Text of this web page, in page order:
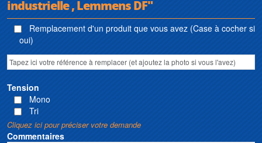
industrielle , Lemmens DF"
Remplacement d'un produit que vous avez (Case à cocher si
oui)
Tension
Mono
Tri
Cliquez ici pour préciser votre demande
Commentaires